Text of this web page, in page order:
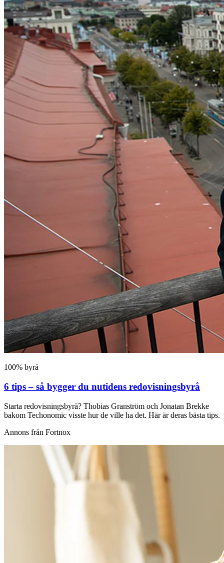
100% byrå
6 tips – så bygger du nutidens redovisningsbyrå
Starta redovisningsbyrå? Thobias Granström och Jonatan Brekke
bakom Techonomic visste hur de ville ha det. Här är deras bästa tips.
Annons från Fortnox